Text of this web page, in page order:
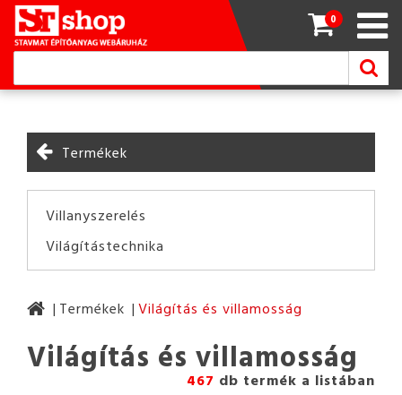
0
Termékek
Villanyszerelés
Világítástechnika
Termékek Világítás és villamosság
Világítás és villamosság
467 db termék a listában